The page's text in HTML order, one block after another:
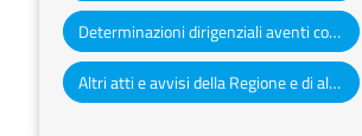
Determinazioni dirigenziali aventi contenuto di interesse generale
Altri atti e avvisi della Regione e di altri enti pubblici che interessano la collettività regionale